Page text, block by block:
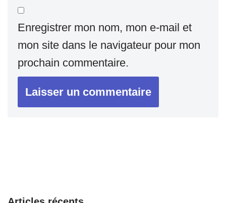
Enregistrer mon nom, mon e-mail et
mon site dans le navigateur pour mon
prochain commentaire.